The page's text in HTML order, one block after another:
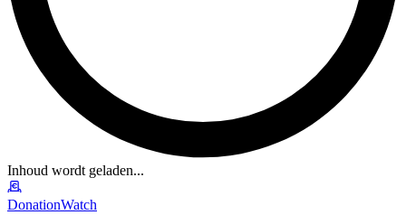
Inhoud wordt geladen...
DonationWatch